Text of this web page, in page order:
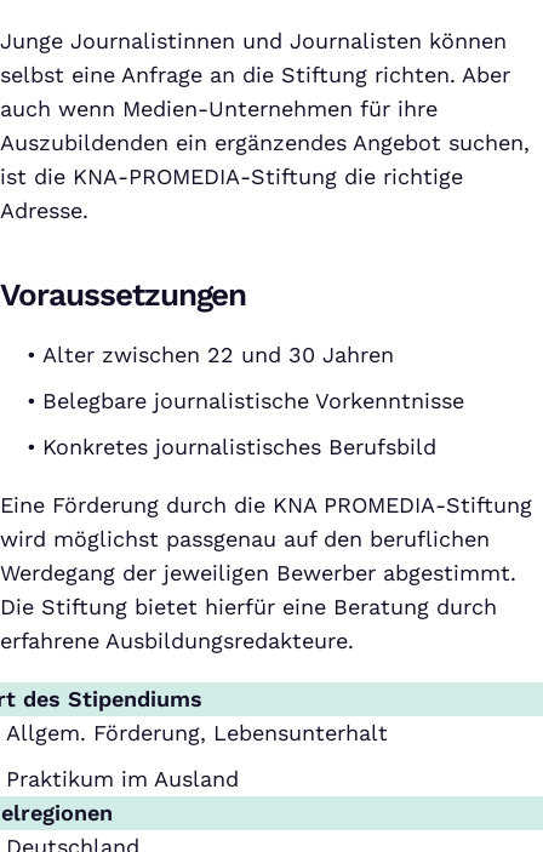
Junge Journalistinnen und Journalisten können
selbst eine Anfrage an die Stiftung richten. Aber
auch wenn Medien-Unternehmen für ihre
Auszubildenden ein ergänzendes Angebot suchen,
ist die KNA-PROMEDIA-Stiftung die richtige
Adresse.
Voraussetzungen
Alter zwischen 22 und 30 Jahren
Belegbare journalistische Vorkenntnisse
Konkretes journalistisches Berufsbild
Eine Förderung durch die KNA PROMEDIA-Stiftung
wird möglichst passgenau auf den beruflichen
Werdegang der jeweiligen Bewerber abgestimmt.
Die Stiftung bietet hierfür eine Beratung durch
erfahrene Ausbildungsredakteure.
des Stipendiums
Allgem. Förderung, Lebensunterhalt
Praktikum im Ausland
Deutschland